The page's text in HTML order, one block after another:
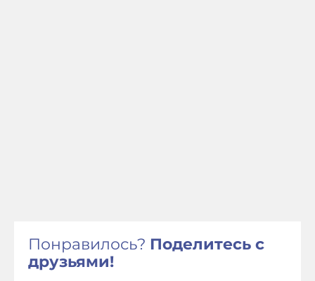
Понравилось? Поделитесь с
друзьями!